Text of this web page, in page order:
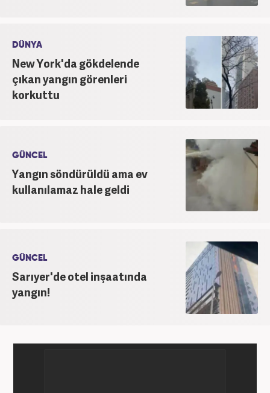
DÜNYA
New York'da gökdelende
çıkan yangın görenleri
korkuttu
GÜNCEL
Yangın söndürüldü ama ev
kullanılamaz hale geldi
GÜNCEL
Sarıyer'de otel inşaatında
yangın!